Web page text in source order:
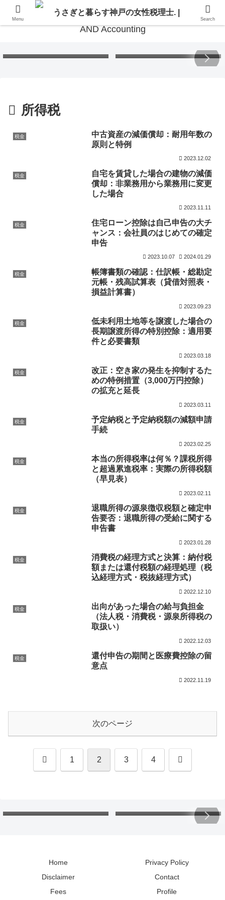
所得税
税金
中古資産の減価償却：耐用年数の
原則と特例
2023.12.02
税金
自宅を賃貸した場合の建物の減価
償却：非業務用から業務用に変更
した場合
2023.11.11
税金
住宅ローン控除は自己申告の大チ
ャンス：会社員のはじめての確定
申告
2023.10.07 2024.01.29
税金
帳簿書類の確認：仕訳帳・総勘定
元帳・残高試算表（貸借対照表・
損益計算書）
2023.09.23
税金
低未利用土地等を譲渡した場合の
長期譲渡所得の特別控除：適用要
件と必要書類
2023.03.18
税金
改正：空き家の発生を抑制するた
めの特例措置（3,000万円控除）
の拡充と延長
2023.03.11
税金
予定納税と予定納税額の減額申請
手続
2023.02.25
税金
本当の所得税率は何％？課税所得
と超過累進税率：実際の所得税額
（早見表）
2023.02.11
税金
退職所得の源泉徴収税額と確定申
告要否：退職所得の受給に関する
申告書
2023.01.28
税金
消費税の経理方式と決算：納付税
額または還付税額の経理処理（税
込経理方式・税抜経理方式）
2022.12.10
税金
出向があった場合の給与負担金
（法人税・消費税・源泉所得税の
取扱い）
2022.12.03
税金
還付申告の期間と医療費控除の留
意点
2022.11.19
次のページ
前 1 2 3 4 次
理と税務調整は？
ンで地理と読み方の勉強
Home
Privacy Policy
Disclaimer
Contact
Fees
Profile
Menu Search